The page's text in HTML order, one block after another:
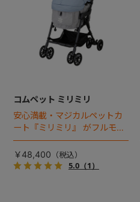
コムペット ミリミリ
安心満載・マジカルペットカ
ート『ミリミリ』 がフルモデ
ルチェンジ。 新機能「マジカ
ルフォールディング」搭載
￥48,400
5.0（1）